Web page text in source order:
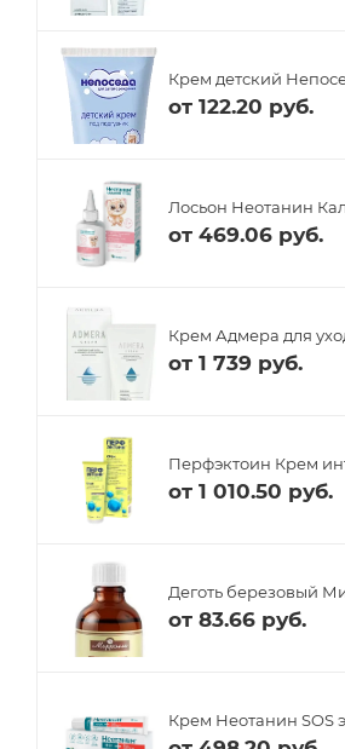
Крем детский
от 122.20 руб.
Лосьон Неотанин
от 469.06 руб.
Крем Адмера для
от 1 739 руб.
Перфэктоин Крем
от 1 010.50 руб.
Деготь березовый
от 83.66 руб.
Крем Неотанин SOS